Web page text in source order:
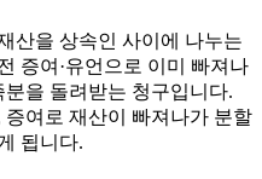
산을 상속인 사이에 나누는
증여·유언으로 이미 빠져나
을 돌려받는 청구입니다.
여로 재산이 빠져나가 분할
됩니다.